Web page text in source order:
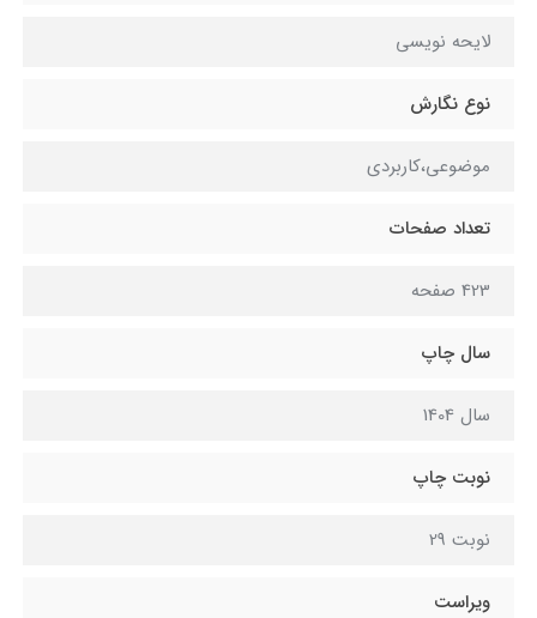
لایحه نویسی
نوع نگارش
موضوعی،کاربردی
تعداد صفحات
423 صفحه
سال چاپ
سال 1404
نوبت چاپ
نوبت 29
ویراست